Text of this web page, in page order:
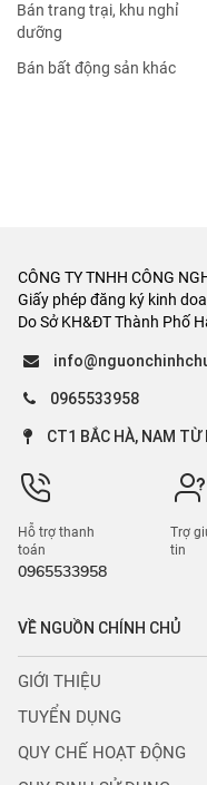
Bán trang trại, khu nghỉ
dưỡng
Bán bất động sản khác
CÔNG TY TNHH CÔNG
Giấy phép đăng ký kinh
Do Sở KH&ĐT Thành Phố
0965533958
CT1 BẮC HÀ, NAM TỪ
Hỗ trợ thanh
toán
0965533958
Trợ
tin
VỀ NGUỒN CHÍNH CHỦ
GIỚI THIỆU
TUYỂN DỤNG
QUY CHẾ HOẠT ĐỘNG